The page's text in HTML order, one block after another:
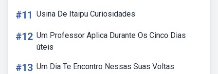
#11 Usina De Itaipu Curiosidades
#12 Um Professor Aplica Durante Os Cinco Dias
úteis
#13 Um Dia Te Encontro Nessas Suas Voltas